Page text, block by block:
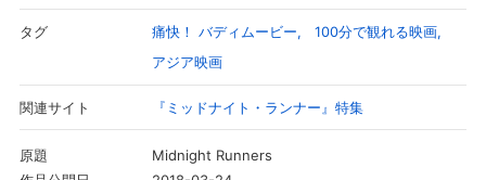
タグ 痛快！ バディムービー
100分で観れる映画
アジア映画
関連サイト 『ミッドナイト・ランナー』特集
原題 Midnight Runners